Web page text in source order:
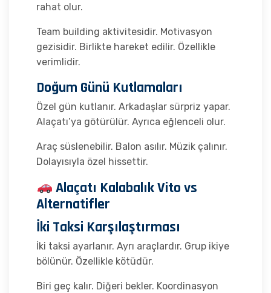
rahat olur.
Team building aktivitesidir. Motivasyon
gezisidir. Birlikte hareket edilir. Özellikle
verimlidir.
Doğum Günü Kutlamaları
Özel gün kutlanır. Arkadaşlar sürpriz yapar.
Alaçatı’ya götürülür. Ayrıca eğlenceli olur.
Araç süslenebilir. Balon asılır. Müzik çalınır.
Dolayısıyla özel hissettir.
Alaçatı Kalabalık Vito vs
Alternatifler
İki Taksi Karşılaştırması
İki taksi ayarlanır. Ayrı araçlardır. Grup ikiye
bölünür. Özellikle kötüdür.
Biri geç kalır. Diğeri bekler. Koordinasyon